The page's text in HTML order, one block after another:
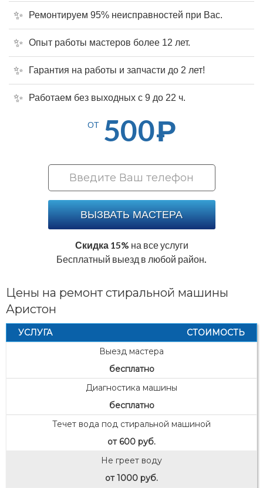
Ремонтируем 95% неисправностей при Вас.
Опыт работы мастеров более 12 лет.
Гарантия на работы и запчасти до 2 лет!
Работаем без выходных с 9 до 22 ч.
ОТ 500Р
ВЫЗВАТЬ МАСТЕРА
Скидка 15% на все услуги
Бесплатный выезд в любой район.
Цены на ремонт стиральной машины
Аристон
УСЛУГА
СТОИМОСТЬ
Выезд мастера
бесплатно
Диагностика машины
бесплатно
Течет вода под стиральной машиной
от 600 руб.
Не греет воду
от 1000 руб.